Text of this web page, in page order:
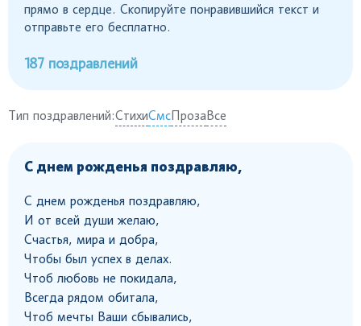
прямо в сердце. Скопируйте понравившийся текст и
отправьте его бесплатно.
187 поздравлений
Тип поздравлений:СтихиСмсПрозаВсе
С днем рожденья поздравляю,
С днем рожденья поздравляю,
И от всей души желаю,
Счастья, мира и добра,
Чтобы был успех в делах.
Чтоб любовь не покидала,
Всегда рядом обитала,
Чтоб мечты Ваши сбывались,